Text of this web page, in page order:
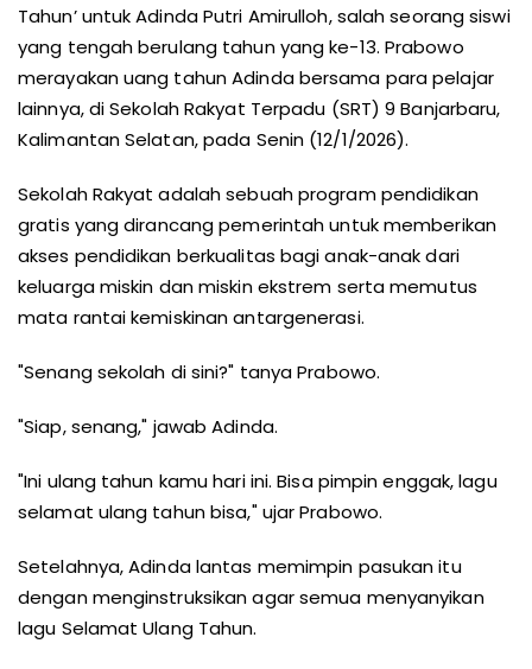
Tahun’ untuk Adinda Putri Amirulloh, salah seorang siswi
yang tengah berulang tahun yang ke-13. Prabowo
merayakan uang tahun Adinda bersama para pelajar
lainnya, di Sekolah Rakyat Terpadu (SRT) 9 Banjarbaru,
Kalimantan Selatan, pada Senin (12/1/2026).
Sekolah Rakyat adalah sebuah program pendidikan
gratis yang dirancang pemerintah untuk memberikan
akses pendidikan berkualitas bagi anak-anak dari
keluarga miskin dan miskin ekstrem serta memutus
mata rantai kemiskinan antargenerasi.
"Senang sekolah di sini?" tanya Prabowo.
"Siap, senang," jawab Adinda.
"Ini ulang tahun kamu hari ini. Bisa pimpin enggak, lagu
selamat ulang tahun bisa," ujar Prabowo.
Setelahnya, Adinda lantas memimpin pasukan itu
dengan menginstruksikan agar semua menyanyikan
lagu Selamat Ulang Tahun.